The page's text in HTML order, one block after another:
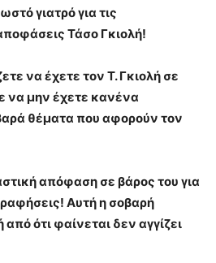
γιατρό για τις
Τάσο Γκιολή!
να έχετε τον Τ. Γκιολή σε
να μην έχετε κανένα
θέματα που αφορούν τον
απόφαση σε βάρος του για
Αυτή η σοβαρή
ότι φαίνεται δεν αγγίζει